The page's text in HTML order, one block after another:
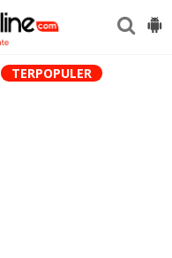
TERPOPULER